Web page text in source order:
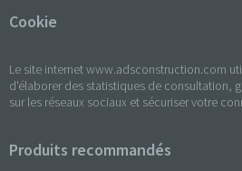
Cookie
Le site internet www.adsconstruction.com
d'élaborer des statistiques de consultation,
sur les réseaux sociaux et sécuriser votre
Produits recommandés